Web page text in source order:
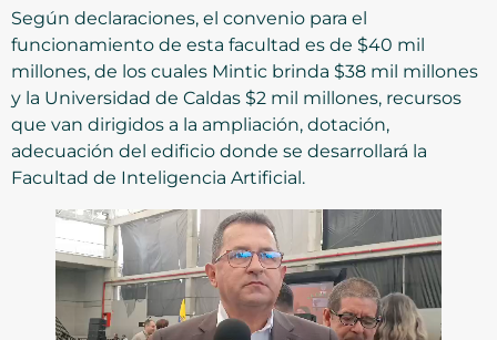
Según declaraciones, el convenio para el
funcionamiento de esta facultad es de $40 mil
millones, de los cuales Mintic brinda $38 mil millones
y la Universidad de Caldas $2 mil millones, recursos
que van dirigidos a la ampliación, dotación,
adecuación del edificio donde se desarrollará la
Facultad de Inteligencia Artificial.